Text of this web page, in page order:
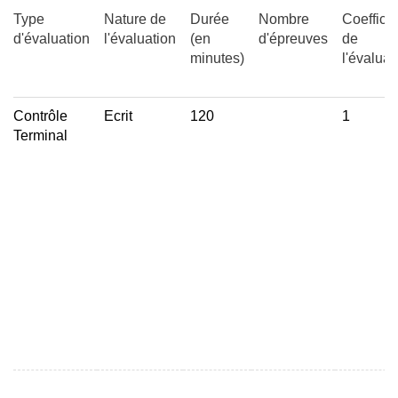
de TCP afin, entre autres, d'être capable de détecter
des dysfonctionnement d'applications utilisant TCP.
adresses utilisées par les réseaux de
communication de bas niveau empruntés
- Contexte
- But
- Principales méthodes envisageables : avantages
Type
d'évaluation
Nature de
l'évaluation
Durée
(en
minutes)
Nombre
d'épreuves
de
Contrôle
Terminal
Ecrit 120 1